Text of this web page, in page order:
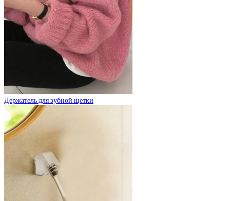
Держатель для зубной щетки